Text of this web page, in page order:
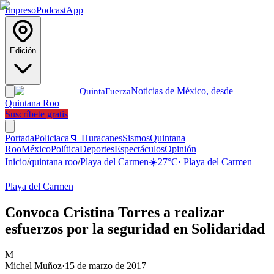
ImpresoPodcastApp
Edición
QuintaFuerzaNoticias de México, desde
Quintana Roo
Suscríbete gratis
PortadaPoliciaca 🌀 HuracanesSismosQuintana
RooMéxicoPolíticaDeportesEspectáculosOpinión
Inicio/quintana roo/Playa del Carmen☀️27°C· Playa del Carmen
Playa del Carmen
Convoca Cristina Torres a realizar
esfuerzos por la seguridad en Solidaridad
M
Michel Muñoz·15 de marzo de 2017